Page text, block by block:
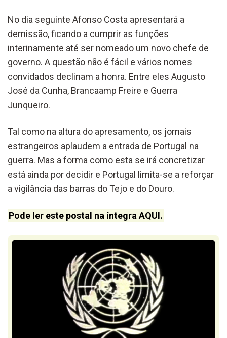
No dia seguinte Afonso Costa apresentará a
demissão, ficando a cumprir as funções
interinamente até ser nomeado um novo chefe de
governo. A questão não é fácil e vários nomes
convidados declinam a honra. Entre eles Augusto
José da Cunha, Brancaamp Freire e Guerra
Junqueiro.
Tal como na altura do apresamento, os jornais
estrangeiros aplaudem a entrada de Portugal na
guerra. Mas a forma como esta se irá concretizar
está ainda por decidir e Portugal limita-se a reforçar
a vigilância das barras do Tejo e do Douro.
Pode ler este postal na íntegra AQUI.